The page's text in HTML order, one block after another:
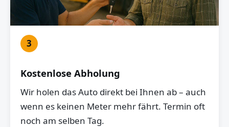
3
Kostenlose Abholung
Wir holen das Auto direkt bei Ihnen ab – auch
wenn es keinen Meter mehr fährt. Termin oft
noch am selben Tag.